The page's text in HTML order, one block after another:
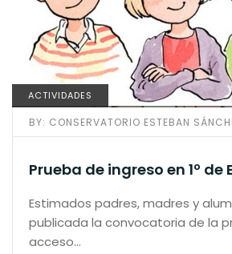
ACTIVIDADES
BY: CONSERVATORIO ESTEBAN
Prueba de ingreso en 1º de
Estimados padres, madres y
publicada la convocatoria de la
acceso…